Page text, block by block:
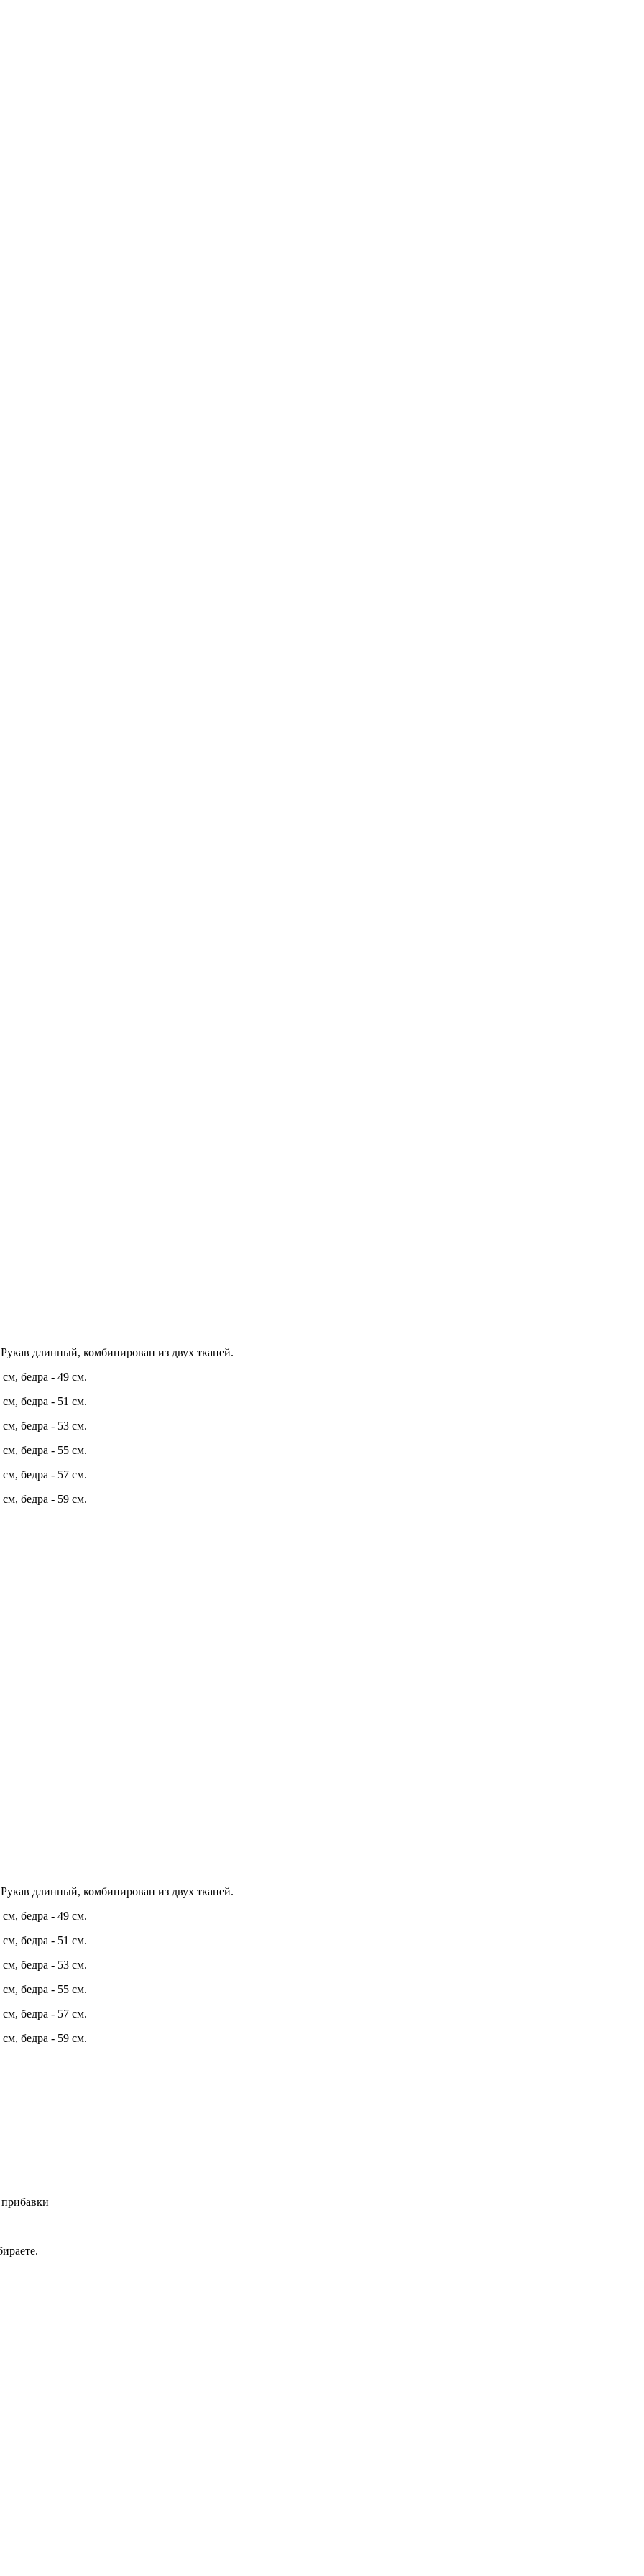
длинный, комбинирован из двух тканей.
бедра - 49 см.
бедра - 51 см.
бедра - 53 см.
бедра - 55 см.
бедра - 57 см.
бедра - 59 см.
длинный, комбинирован из двух тканей.
бедра - 49 см.
бедра - 51 см.
бедра - 53 см.
бедра - 55 см.
бедра - 57 см.
бедра - 59 см.